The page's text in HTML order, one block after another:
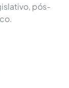
pós-